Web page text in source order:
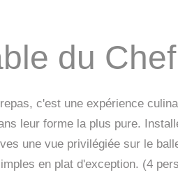
du Chef
c'est une expérience
leur forme la plus pure.
une vue privilégiée sur le
en plat d'exception. (4